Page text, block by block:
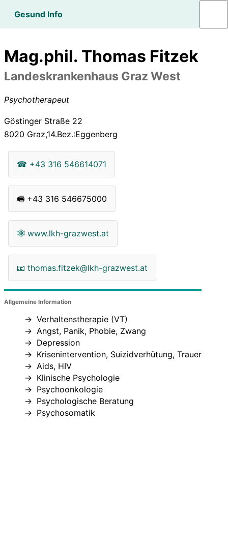
Gesund Info
Mag.phil. Thomas Fitzek
Landeskrankenhaus Graz West
Psychotherapeut
Göstinger Straße 22
8020 Graz,14.Bez.:Eggenberg
☎ +43 316 546614071
🖷 +43 316 546675000
🕸 www.lkh-grazwest.at
📧 thomas.fitzek@lkh-grazwest.at
Allgemeine Information
Verhaltenstherapie (VT)
Angst, Panik, Phobie, Zwang
Depression
Krisenintervention, Suizidverhütung, Trauer
Aids, HIV
Klinische Psychologie
Psychoonkologie
Psychologische Beratung
Psychosomatik